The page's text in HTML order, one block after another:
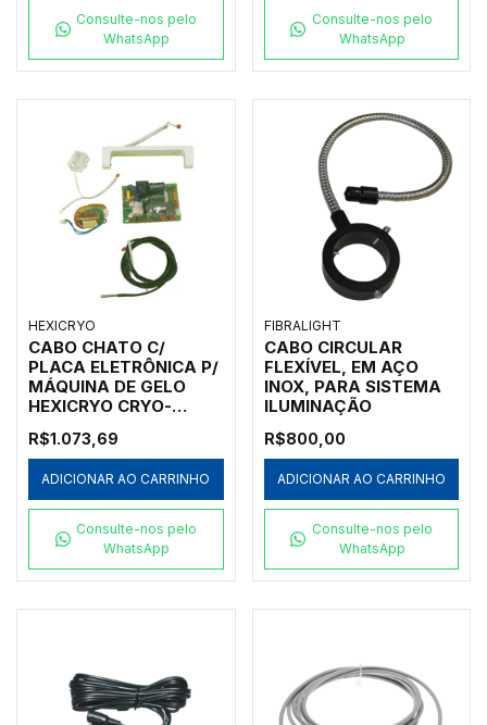
Consulte-nos pelo
WhatsApp
Consulte-nos pelo
WhatsApp
HEXICRYO
CABO CHATO C/
PLACA ELETRÔNICA P/
MÁQUINA DE GELO
HEXICRYO CRYO-
R$1.073,69
ADICIONAR AO CARRINHO
Consulte-nos pelo
WhatsApp
FIBRALIGHT
CABO CIRCULAR
FLEXÍVEL, EM AÇO
INOX, PARA SISTEMA
ILUMINAÇÃO
R$800,00
ADICIONAR AO CARRINHO
Consulte-nos pelo
WhatsApp